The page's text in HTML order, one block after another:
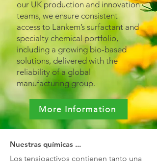
our UK production and innovation
teams, we ensure consistent
access to Lankem’s surfactant and
specialty chemical portfolio,
including a growing bio-based
solutions, delivered with the
reliability of a global
manufacturing group.
More Information
Nuestras químicas ...
Los tensioactivos contienen tanto una